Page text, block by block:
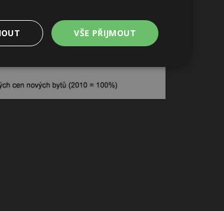
VŠE PŘIJMOUT
Funkční soubory
Nezařazené
soubory